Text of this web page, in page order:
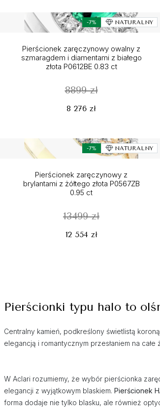
-7% NATURALNY
Pierścionek zaręczynowy owalny z
szmaragdem i diamentami z białego
złota P0612BE 0.83 ct
8899 zł
8 276 zł
-7% NATURALNY
Pierścionek zaręczynowy z
brylantami z żółtego złota P0567ZB
0.95 ct
13499 zł
12 554 zł
Pierścionki typu halo to
Centralny kamień, podkreślony świetlistą
elegancją i romantycznym przesłaniem na całe
W Aclari rozumiemy, że wybór pierścionka
elegancji z wyjątkowym blaskiem. Pierścionek
forma dodaje nie tylko blasku, ale również